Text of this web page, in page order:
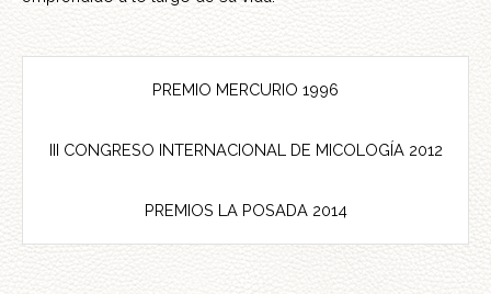
PREMIO MERCURIO 1996
III CONGRESO INTERNACIONAL DE MICOLOGÍA 2012
PREMIOS LA POSADA 2014